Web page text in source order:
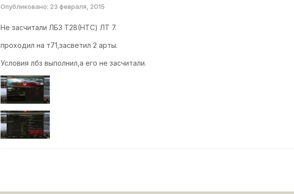
Опубликовано: 23 февраля, 2015
Не засчитали ЛБЗ Т28(HTC) ЛТ 7.
проходил на т71,засветил 2 арты.
Условия лбз выполнил,а его не засчитали.